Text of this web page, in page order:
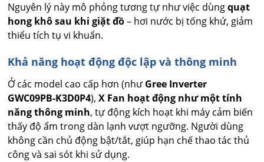
Nguyên lý này mô phỏng tương tự như việc dùngquạt
hong khô sau khi giặt đồ– hơi nước bị tống khứ, giảm
thiểu tích tụ vi khuẩn.
Khả năng hoạt động độc lập và thông minh
Ở các model cao cấp hơn (như Gree Inverter
GWC09PB-K3D0P4),X Fan hoạt động như một tính
năng thông minh, tự động kích hoạt khi máy cảm biến
thấy độ ẩm trong dàn lạnh vượt ngưỡng. Người dùng
không cần chủ động bật/tắt, giúp hạn chế thao tác thủ
công và sai sót khi sử dụng.